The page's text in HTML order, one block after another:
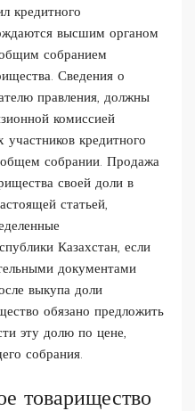
кредитного
высшим органом
собранием
Сведения о
правления, должны
комиссией
участников кредитного
собрании. Продажа
своей доли в
статьей,
Казахстан, если
документами
выкупа доли
обязано предложить
эту долю по цене,
собрания.
товарищество